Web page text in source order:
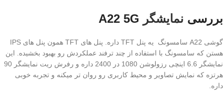
بررسی نمایشگر
گوشی A22 سامسونگ یه پنل TFT داره. پنل های TFT همون پنل های IPS
هستن که سامسونگ با استفاده از چند ترفند عملکردش رو بهبود بخشیده. این
نمایشگر 6.6 اینچی رزولوشن 1080 در 2400 داره و رفرش ریت نمایشگر 90
هرتزه که نمایش تصاویر و محیط کاربری رو روان تر میکنه و تجربه خوبی
داره.